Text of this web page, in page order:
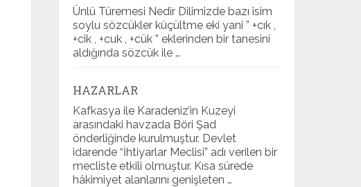
Ünlü Türemesi Nedir Dilimizde bazı isim
soylu sözcükler küçültme eki yani ” +cık ,
+cik , +cuk , +cük ” eklerinden bir tanesini
aldığında sözcük ile …
HAZARLAR
Kafkasya ile Karadeniz’in Kuzeyi
arasındaki havzada Böri Şad
önderliğinde kurulmuştur. Devlet
idarende “İhtiyarlar Meclisi” adı verilen bir
mecliste etkili olmuştur. Kısa sürede
hâkimiyet alanlarını genişleten …